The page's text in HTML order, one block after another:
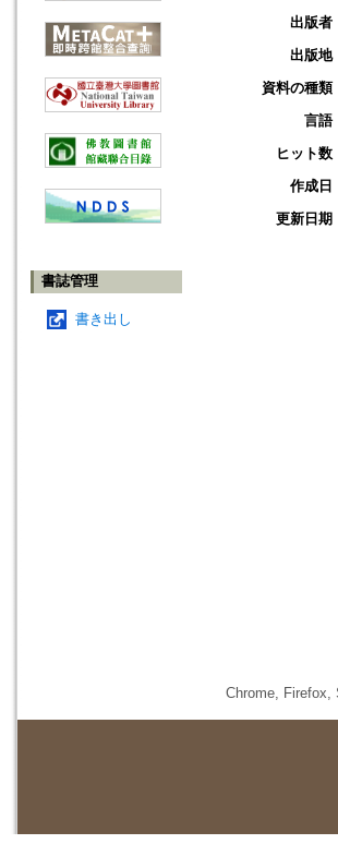
書誌管理
書き出し
出版者
出版地
資料の種類
言語
ヒット数
作成日
更新日期
Chrome, Firefox,